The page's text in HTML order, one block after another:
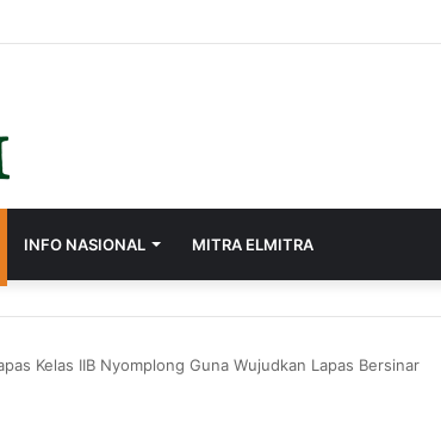
INFO NASIONAL MITRA ELMITRA
Kelas IIB Nyomplong Guna Wujudkan Lapas Bersinar